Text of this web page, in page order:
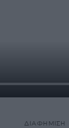
ΔΙΑΦΗΜΙΣΗ